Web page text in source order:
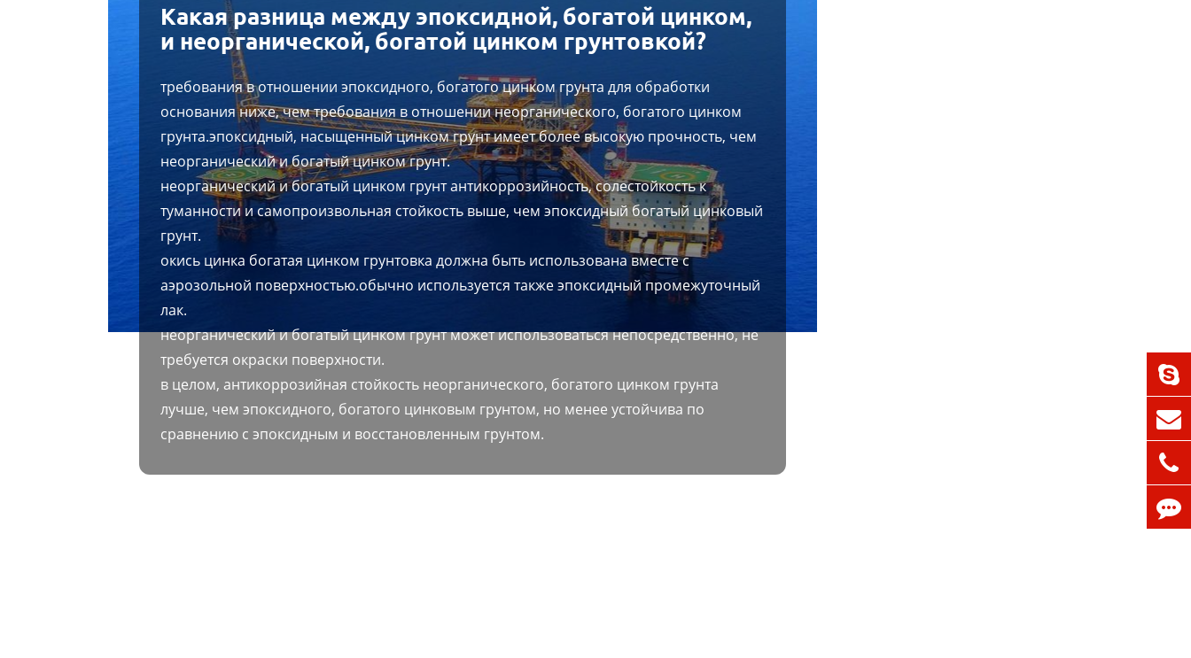
Какая разница между эпоксидной, богатой цинком,
и неорганической, богатой цинком грунтовкой?
требования в отношении эпоксидного, богатого цинком грунта для обработки
основания ниже, чем требования в отношении неорганического, богатого цинком
грунта.эпоксидный, насыщенный цинком грунт имеет более высокую прочность, чем
неорганический и богатый цинком грунт.
неорганический и богатый цинком грунт антикоррозийность, солестойкость к
туманности и самопроизвольная стойкость выше, чем эпоксидный богатый цинковый
грунт.
окись цинка богатая цинком грунтовка должна быть использована вместе с
аэрозольной поверхностью.обычно используется также эпоксидный промежуточный
лак.
неорганический и богатый цинком грунт может использоваться непосредственно, не
требуется окраски поверхности.
в целом, антикоррозийная стойкость неорганического, богатого цинком грунта
лучше, чем эпоксидного, богатого цинковым грунтом, но менее устойчива по
сравнению с эпоксидным и восстановленным грунтом.